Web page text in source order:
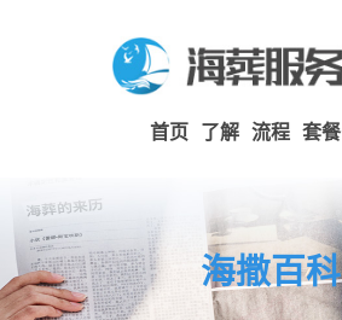
首页 了解 流程 套餐
海撒百科